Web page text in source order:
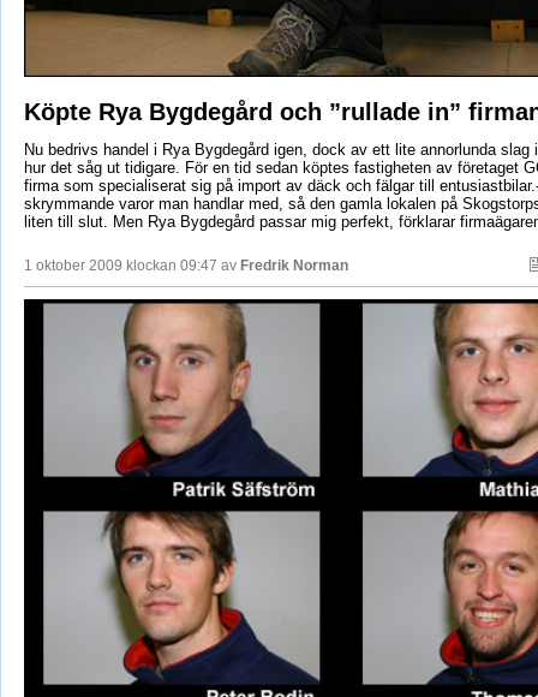
Köpte Rya Bygdegård och ”rullade in”
Nu bedrivs handel i Rya Bygdegård igen, dock av ett lite annorlunda slag
hur det såg ut tidigare. För en tid sedan köptes fastigheten av företaget
firma som specialiserat sig på import av däck och fälgar till
skrymmande varor man handlar med, så den gamla lokalen på
liten till slut. Men Rya Bygdegård passar mig perfekt, förklarar
1 oktober 2009 klockan 09:47 av Fredrik Norman